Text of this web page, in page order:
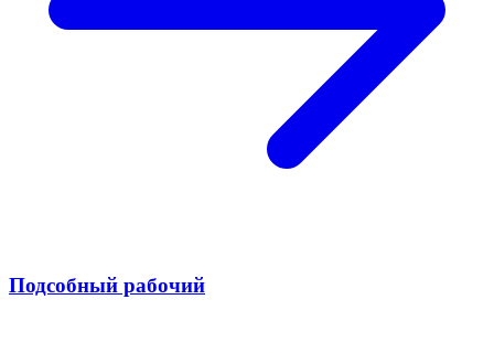
Подсобный рабочий